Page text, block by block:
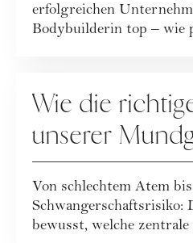
erfolgreichen
Bodybuilderin top – wie
Wie die
unserer
hilft
Von schlechtem Atem
Schwangerschaftsrisiko:
bewusst, welche